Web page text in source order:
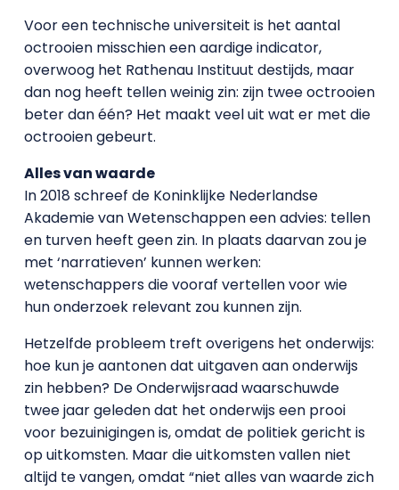
Voor een technische universiteit is het aantal
octrooien misschien een aardige indicator,
overwoog het Rathenau Instituut destijds, maar
dan nog heeft tellen weinig zin: zijn twee octrooien
beter dan één? Het maakt veel uit wat er met die
octrooien gebeurt.
Alles van waarde
In 2018 schreef de Koninklijke Nederlandse
Akademie van Wetenschappen een advies: tellen
en turven heeft geen zin. In plaats daarvan zou je
met ‘narratieven’ kunnen werken:
wetenschappers die vooraf vertellen voor wie
hun onderzoek relevant zou kunnen zijn.
Hetzelfde probleem treft overigens het onderwijs:
hoe kun je aantonen dat uitgaven aan onderwijs
zin hebben? De Onderwijsraad waarschuwde
twee jaar geleden dat het onderwijs een prooi
voor bezuinigingen is, omdat de politiek gericht is
op uitkomsten. Maar die uitkomsten vallen niet
altijd te vangen, omdat “niet alles van waarde zich